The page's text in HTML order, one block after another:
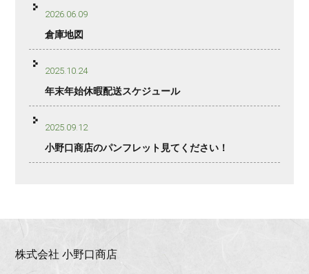
2026.06.09
倉庫地図
2025.10.24
年末年始休暇配送スケジュール
2025.09.12
小野口商店のパンフレット見てください！
株式会社 小野口商店